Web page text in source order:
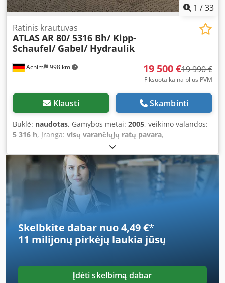
1 /33
Achim 998 km
Ratinis krautuvas
ATLASAR 80/ 5316 Bh/ Kipp-
Schaufel/ Gabel/ Hydraulik
19 500 €19 990 €
Fiksuota kaina plius PVM
Klausti Skambinti
Būklė: naudotas, Gamybos metai: 2005, veikimo valandos:
5 316 h, Įranga: visų varančiųjų ratų pavara,
Skelbkite dabar nuo 4,49 €*
11 milijonų pirkėjų laukia jūsų
Įdėti skelbimą dabar